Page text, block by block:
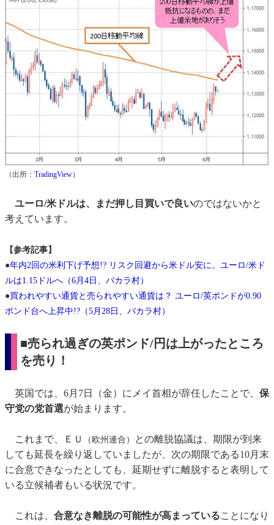
（出所： TradingView）
ユーロ/米ドルは、まだ押し目買いで良いのではないかと
考えています。
【参考記事】
●年内2回の米利下げ予想!? リスク回避から米ドル安に。ユーロ/米ド
ルは1.15ドルへ（6月4日、バカラ村）
●買われやすい通貨と売られやすい通貨は？ ユーロ/英ポンドが0.90
ポンド台へ上昇中!?（5月28日、バカラ村）
■売られ過ぎの英ポンド/円は上がったところ
を売り！
英国では、6月7日（金）にメイ首相が辞任したことで、 保
守党の党首選が始まります。
これまで、ＥＵ （欧州連合）
との離脱協議は、期限が到来
しても延長を繰り返していましたが、次の期限である10月末
に合意できなったとしても、延期せずに離脱すると表明して
いる立候補者もいる状況です。
これは、 合意なき離脱の可能性が高まっていることになり